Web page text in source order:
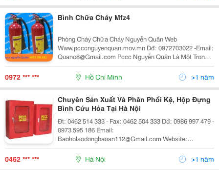
Bình Chữa Cháy Mfz4
Phòng Cháy Chữa Cháy Nguyễn Quân Web
Www.pcccnguyenquan.mov.mn Dđ: 0972703022 -Email:
Quanc8@Gmail.com Pccc Nguyễn Quân Là Một Trong
Những Đơn Vị Trong Lĩnh Vực Thiết Kế Và Xây Lắp Hệ
Thống Phòng Cháy Chữa Cháy Tại Việt Nam Hiện Nay.
0972 *** *** Hồ Chí Minh >1 năm
Chuyên Sản Xuất Và Phân Phối Kệ, Hộp Đựng
Bình Cứu Hỏa Tại Hà Nội
Đt: 0462 514 333 - Fax: 0462 504 333 Dđ: 0986 997 479 -
0973 595 186 Email:
Baoholaodongbaoan112@Gmail.com Website:
Baoholaodongbaoan.vn Chúng Tôi Chuyên Sản Xuất Và
Cung Ứng Trang Thiết Bị Bảo Hộ Lao Động, An Toàn
Trong Nghành Xây Dựng ,
0462 *** *** Hà Nội >1 năm